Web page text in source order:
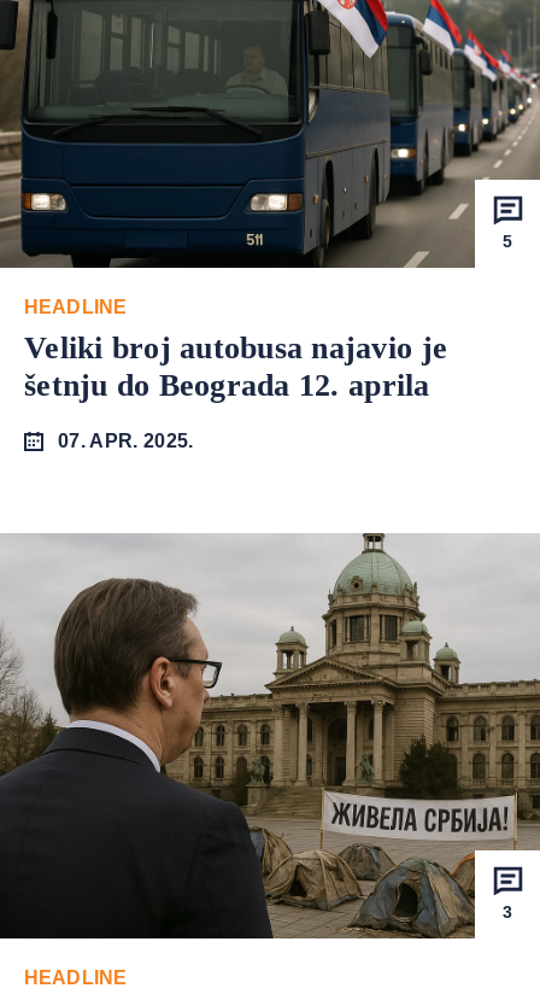
5
HEADLINE
Veliki broj autobusa najavio je
šetnju do Beograda 12. aprila
07. APR. 2025.
3
HEADLINE